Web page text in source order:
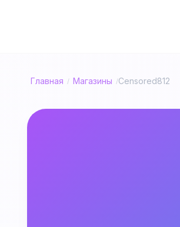
Главная / Магазины /Censored812